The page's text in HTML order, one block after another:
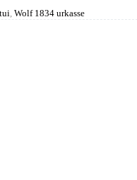
Wolf 1834 urkasse